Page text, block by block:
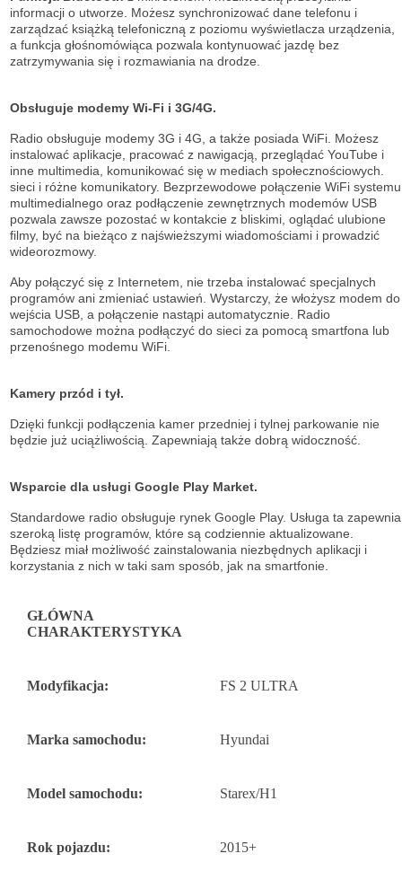
informacji o utworze. Możesz synchronizować dane telefonu i
zarządzać książką telefoniczną z poziomu wyświetlacza urządzenia,
a funkcja głośnomówiąca pozwala kontynuować jazdę bez
zatrzymywania się i rozmawiania na drodze.
Obsługuje modemy Wi-Fi i 3G/4G.
Radio obsługuje modemy 3G i 4G, a także posiada WiFi. Możesz
instalować aplikacje, pracować z nawigacją, przeglądać YouTube i
inne multimedia, komunikować się w mediach społecznościowych.
sieci i różne komunikatory. Bezprzewodowe połączenie WiFi systemu
multimedialnego oraz podłączenie zewnętrznych modemów USB
pozwala zawsze pozostać w kontakcie z bliskimi, oglądać ulubione
filmy, być na bieżąco z najświeższymi wiadomościami i prowadzić
wideorozmowy.
Aby połączyć się z Internetem, nie trzeba instalować specjalnych
programów ani zmieniać ustawień. Wystarczy, że włożysz modem do
wejścia USB, a połączenie nastąpi automatycznie. Radio
samochodowe można podłączyć do sieci za pomocą smartfona lub
przenośnego modemu WiFi.
Kamery przód i tył.
Dzięki funkcji podłączenia kamer przedniej i tylnej parkowanie nie
będzie już uciążliwością. Zapewniają także dobrą widoczność.
Wsparcie dla usługi Google Play Market.
Standardowe radio obsługuje rynek Google Play. Usługa ta zapewnia
szeroką listę programów, które są codziennie aktualizowane.
Będziesz miał możliwość zainstalowania niezbędnych aplikacji i
korzystania z nich w taki sam sposób, jak na smartfonie.
GŁÓWNA
CHARAKTERYSTYKA
Modyfikacja: FS 2 ULTRA
Marka samochodu: Hyundai
Model samochodu: Starex/H1
Rok pojazdu: 2015+